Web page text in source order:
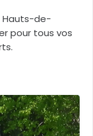
Hauts-de-
pour tous vos